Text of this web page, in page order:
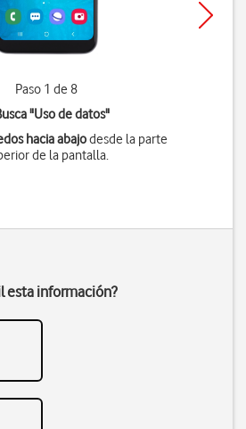
Paso 1 de 8
"Uso de datos"
hacia abajodesde la parte
de la pantalla.
esta información?